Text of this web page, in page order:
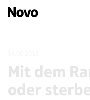
Mit dem
oder